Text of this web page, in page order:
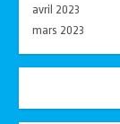
avril 2023
mars 2023